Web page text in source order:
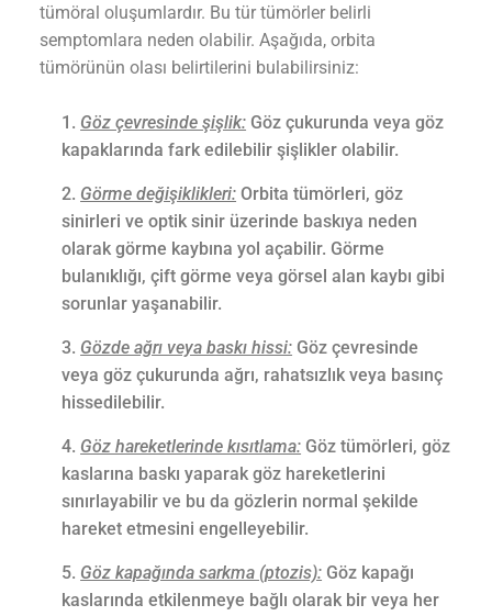
tümöral oluşumlardır. Bu tür tümörler belirli
semptomlara neden olabilir. Aşağıda, orbita
tümörünün olası belirtilerini bulabilirsiniz:
Göz çevresinde şişlik: Göz çukurunda veya göz
kapaklarında fark edilebilir şişlikler olabilir.
Görme değişiklikleri: Orbita tümörleri, göz
sinirleri ve optik sinir üzerinde baskıya neden
olarak görme kaybına yol açabilir. Görme
bulanıklığı, çift görme veya görsel alan kaybı gibi
sorunlar yaşanabilir.
Gözde ağrı veya baskı hissi: Göz çevresinde
veya göz çukurunda ağrı, rahatsızlık veya basınç
hissedilebilir.
Göz hareketlerinde kısıtlama: Göz tümörleri, göz
kaslarına baskı yaparak göz hareketlerini
sınırlayabilir ve bu da gözlerin normal şekilde
hareket etmesini engelleyebilir.
Göz kapağında sarkma (ptozis): Göz kapağı
kaslarında etkilenmeye bağlı olarak bir veya her